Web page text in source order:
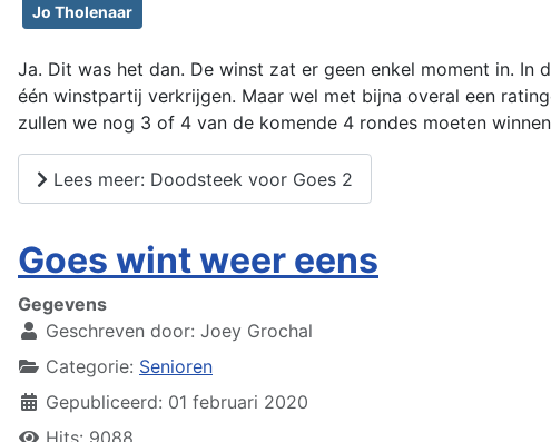
Jo Tholenaar
Ja. Dit was het dan. De winst zat er geen enkel moment in.
één winstpartij verkrijgen. Maar wel met bijna overal een
zullen we nog 3 of 4 van de komende 4 rondes moeten
Lees meer: Doodsteek voor Goes 2
Goes wint weer eens
Gegevens
Geschreven door: Joey Grochal
Categorie: Senioren
Gepubliceerd: 01 februari 2020